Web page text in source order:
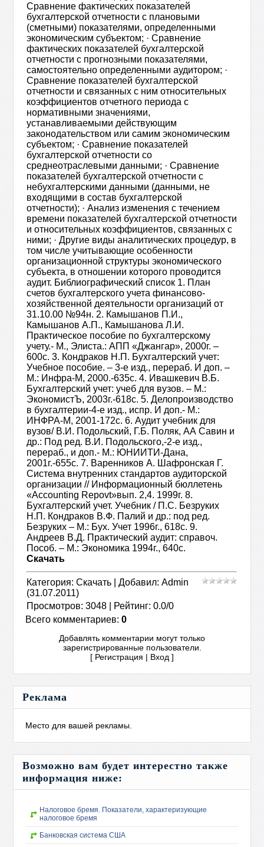
Скачать
Категория: Скачать |Добавил: Admin
(31.07.2011)
Просмотров: 3048 Рейтинг: 0.0/0
Всего комментариев:0
Добавлять комментарии могут только
зарегистрированные пользователи.
[ Регистрация | Вход ]
Реклама
Место для вашей рекламы.
Возможно вам будет интерестно также
информация ниже:
Налоговое бремя. Показатели, характеризующие
налоговое бремя
Банковская система США